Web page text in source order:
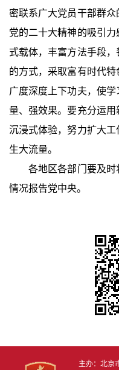
密联系广大党员干部群
党的二十大精神的吸引
式载体，丰富方法手段
的方式，采取富有时代
广度深度上下功夫，使
量、强效果。要充分运用
沉浸式体验，努力扩大
生大流量。
各地区各部门要及时
情况报告党中央。
主办：北京